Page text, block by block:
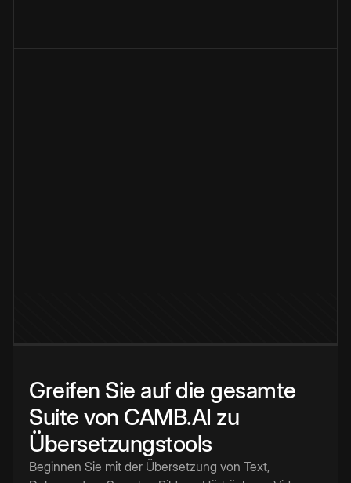
Greifen Sie auf die gesamte
Suite von CAMB.AI zu
Übersetzungstools
Beginnen Sie mit der Übersetzung von Text,